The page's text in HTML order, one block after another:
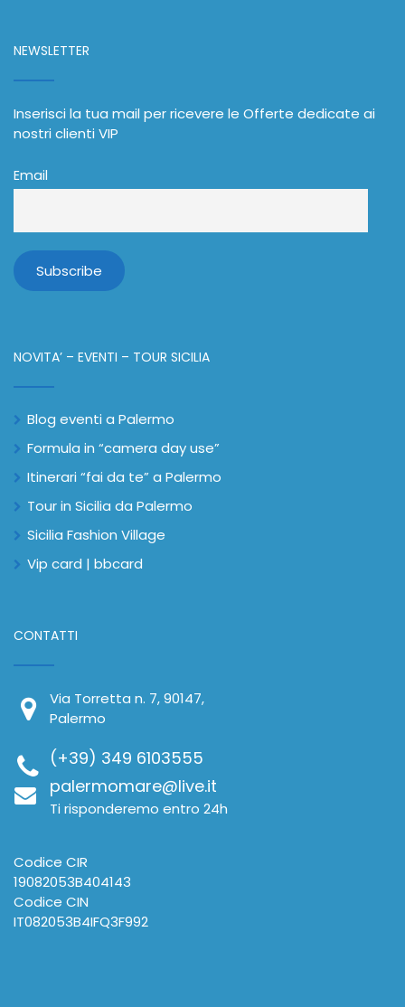
NEWSLETTER
Inserisci la tua mail per ricevere le Offerte dedicate ai
nostri clienti VIP
Email
NOVITA’ – EVENTI – TOUR SICILIA
Blog eventi a Palermo
Formula in “camera day use”
Itinerari “fai da te” a Palermo
Tour in Sicilia da Palermo
Sicilia Fashion Village
Vip card | bbcard
CONTATTI
Via Torretta n. 7, 90147,
Palermo
(+39) 349 6103555
palermomare@live.it
Ti risponderemo entro 24h
Codice CIR
19082053B404143
Codice CIN
IT082053B4IFQ3F992